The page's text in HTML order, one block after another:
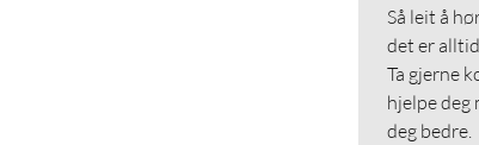
Så leit å
det er
Ta gjerne
hjelpe deg
deg bedre.